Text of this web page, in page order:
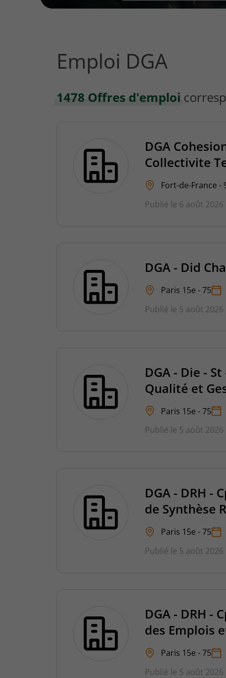
vous
Emploi DGA
1478 Offres d'emploi
DGA
Collectivite
Fort-de-France -
Publié le 6 août 2026
DGA - Did
Paris 15e - 75
Publié le 5 août 2026
DGA - Die -
Qualité et
Paris 15e - 75
Publié le 5 août 2026
DGA - DRH -
de Synthèse
Paris 15e - 75
Publié le 5 août 2026
DGA - DRH -
des Emplois
Paris 15e - 75
Publié le 5 août 2026